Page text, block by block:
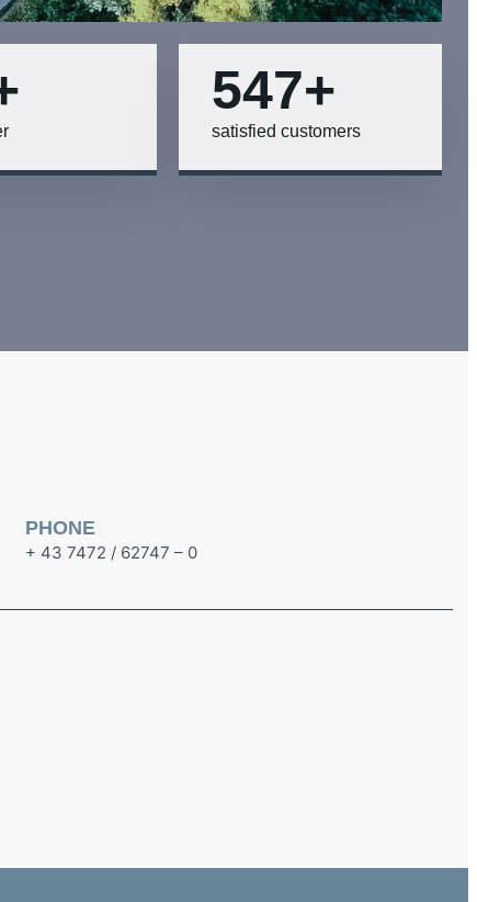
700+
satisfied customers
PHONE
+ 43 7472 / 62747 – 0